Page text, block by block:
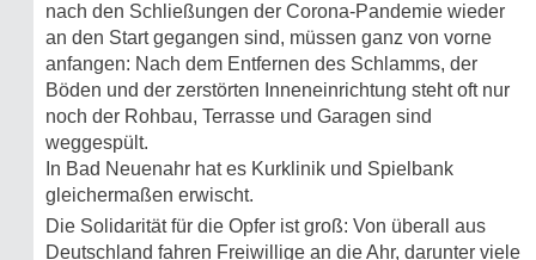
nach den Schließungen der Corona-Pandemie wieder
an den Start gegangen sind, müssen ganz von vorne
anfangen: Nach dem Entfernen des Schlamms, der
Böden und der zerstörten Inneneinrichtung steht oft nur
noch der Rohbau, Terrasse und Garagen sind
weggespült.
In Bad Neuenahr hat es Kurklinik und Spielbank
gleichermaßen erwischt.
Die Solidarität für die Opfer ist groß: Von überall aus
Deutschland fahren Freiwillige an die Ahr, darunter viele